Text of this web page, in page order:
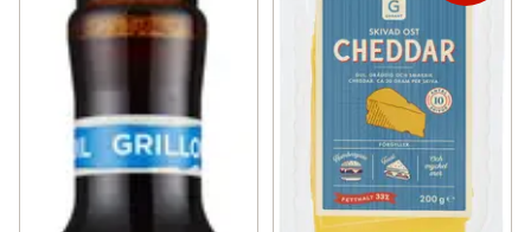
Nyheter inom godis
Nyheter från Dole
Kvarg- och yoghurtnyheter
Nytt från bageriet (6)